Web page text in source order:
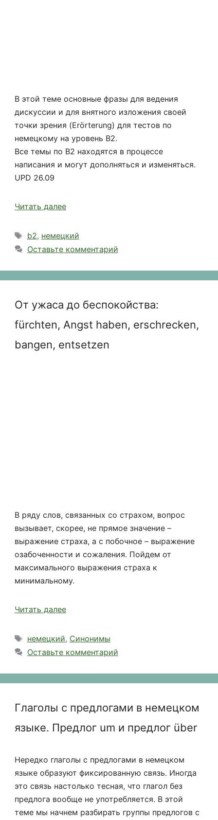
В этой теме основные фразы для ведения
дискуссии и для внятного изложения своей
точки зрения (Erörterung) для тестов по
немецкому на уровень B2.
Все темы по В2 находятся в процессе
написания и могут дополняться и изменяться.
UPD 26.09
Читать далее
Метки
b2, немецкий
Оставьте комментарий
От ужаса до беспокойства:
fürchten, Angst haben, erschrecken,
bangen, entsetzen
В ряду слов, связанных со страхом, вопрос
вызывает, скорее, не прямое значение –
выражение страха, а с побочное – выражение
озабоченности и сожаления. Пойдем от
максимального выражения страха к
минимальному.
Читать далее
Метки
немецкий, Синонимы
Оставьте комментарий
Глаголы с предлогами в немецком
языке. Предлог um и предлог über
Нередко глаголы с предлогами в немецком
языке образуют фиксированную связь. Иногда
это связь настолько тесная, что глагол без
предлога вообще не употребляется. В этой
теме мы начнем разбирать группы предлогов с